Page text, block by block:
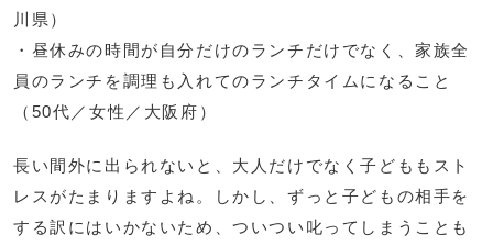
川県）
・昼休みの時間が自分だけのランチだけでなく、家族全
員のランチを調理も入れてのランチタイムになること
（50代／女性／大阪府）
長い間外に出られないと、大人だけでなく子どももスト
レスがたまりますよね。しかし、ずっと子どもの相手を
する訳にはいかないため、ついつい叱ってしまうことも